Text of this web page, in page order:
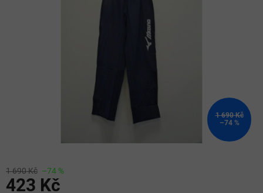
1 690 Kč
–74 %
1 690 Kč –74 %
423 Kč